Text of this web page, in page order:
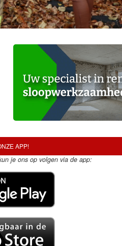
APP!
je ons op volgen via de app: